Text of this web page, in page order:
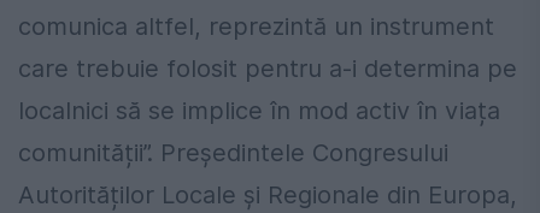
comunica altfel, reprezintă un instrument
care trebuie folosit pentru a-i determina pe
localnici să se implice în mod activ în viața
comunității”. Președintele Congresului
Autorităților Locale și Regionale din Europa,